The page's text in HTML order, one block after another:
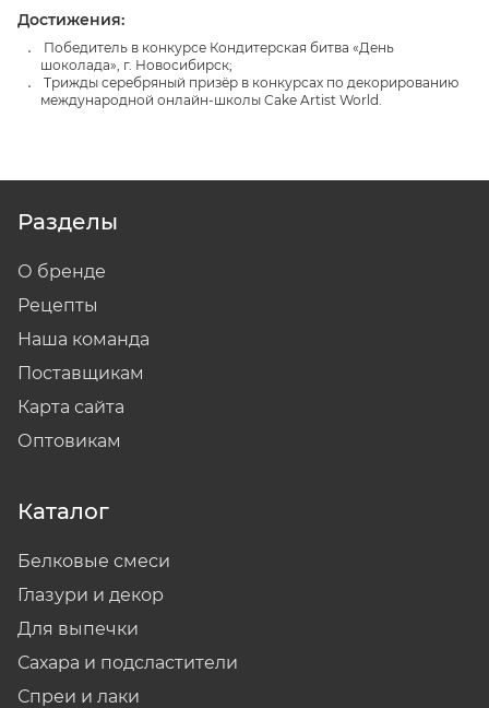
Достижения:
Победитель в конкурсе Кондитерская битва «День
шоколада», г. Новосибирск;
Трижды серебряный призёр в конкурсах по декорированию
международной онлайн-школы Cake Artist World.
Разделы
О бренде
Рецепты
Наша команда
Поставщикам
Карта сайта
Оптовикам
Каталог
Белковые смеси
Глазури и декор
Для выпечки
Сахара и подсластители
Спреи и лаки